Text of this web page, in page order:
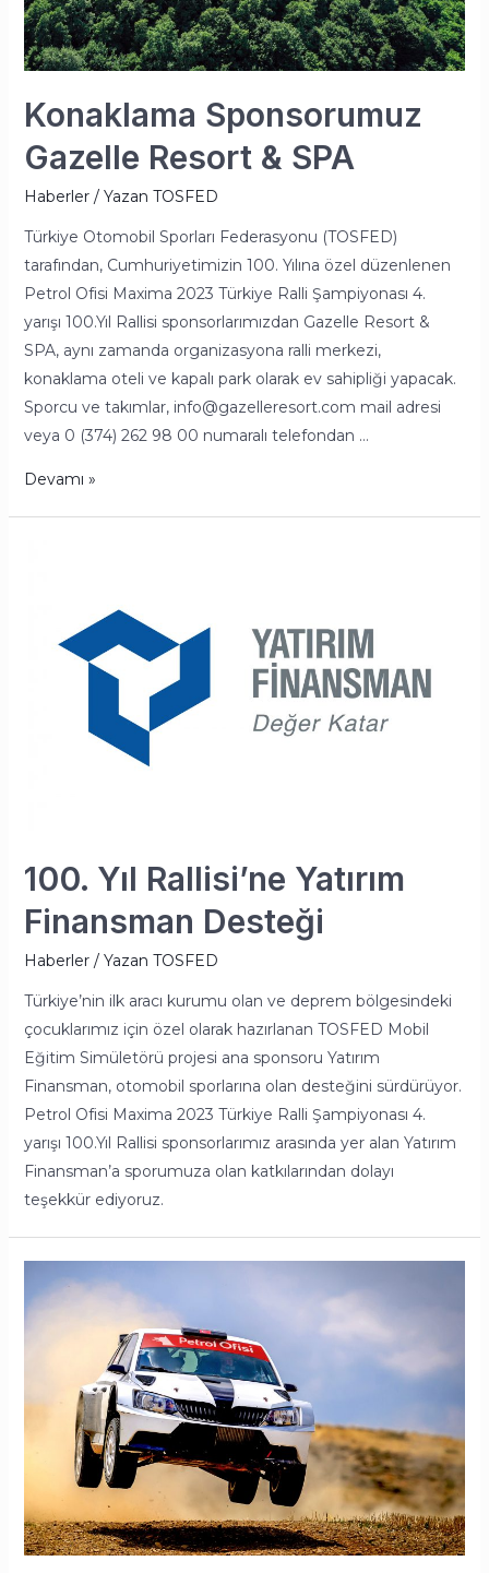
Konaklama Sponsorumuz
Gazelle Resort & SPA
Haberler/ Yazan TOSFED
Türkiye Otomobil Sporları Federasyonu (TOSFED)
tarafından, Cumhuriyetimizin 100. Yılına özel düzenlenen
Petrol Ofisi Maxima 2023 Türkiye Ralli Şampiyonası 4.
yarışı 100.Yıl Rallisi sponsorlarımızdan Gazelle Resort &
SPA, aynı zamanda organizasyona ralli merkezi,
konaklama oteli ve kapalı park olarak ev sahipliği yapacak.
Sporcu ve takımlar, info@gazelleresort.com mail adresi
veya 0 (374) 262 98 00 numaralı telefondan …
Devamı »
100. Yıl Rallisi’ne Yatırım
Finansman Desteği
Haberler/ Yazan TOSFED
Türkiye’nin ilk aracı kurumu olan ve deprem bölgesindeki
çocuklarımız için özel olarak hazırlanan TOSFED Mobil
Eğitim Simületörü projesi ana sponsoru Yatırım
Finansman, otomobil sporlarına olan desteğini sürdürüyor.
Petrol Ofisi Maxima 2023 Türkiye Ralli Şampiyonası 4.
yarışı 100.Yıl Rallisi sponsorlarımız arasında yer alan Yatırım
Finansman’a sporumuza olan katkılarından dolayı
teşekkür ediyoruz.
100.